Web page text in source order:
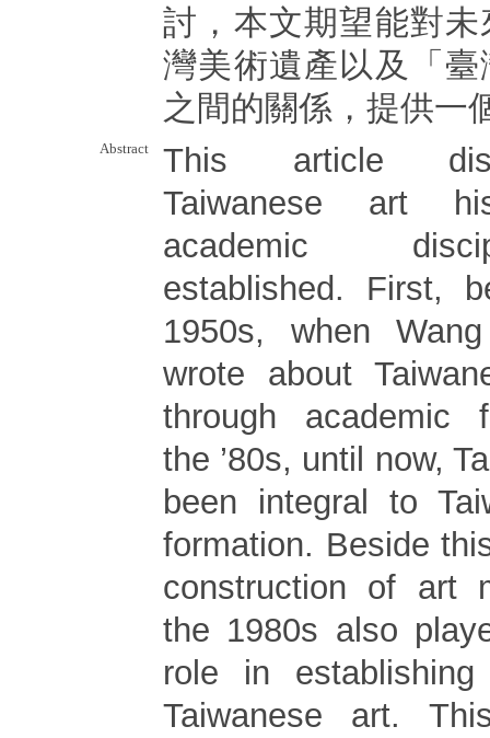
討，本文期望能對
灣美術遺產以及「
之間的關係，提供一
Abstract
This article
Taiwanese art
academic
established. First,
1950s, when
wrote about
through academic
the ’80s, until now,
been integral to
formation. Beside
construction of art
the 1980s also
role in
Taiwanese art.